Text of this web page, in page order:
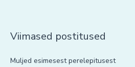
Viimased postitused
Muljed esimesest perelepitusest